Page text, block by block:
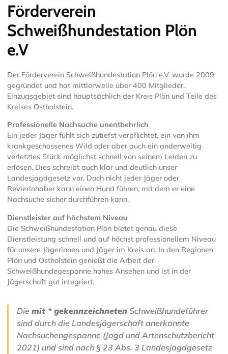
Förderverein
Schweißhundestation Plön
e.V
Der Förderverein Schweißhundestation Plön e.V. wurde 2009
gegründet und hat mittlerweile über 400 Mitglieder.
Einzugsgebiet sind hauptsächlich der Kreis Plön und Teile des
Kreises Ostholstein.
Professionelle Nachsuche unentbehrlich
Ein jeder Jäger fühlt sich zutiefst verpflichtet, ein von ihm
krankgeschossenes Wild oder aber auch ein anderweitig
verletztes Stück möglichst schnell von seinem Leiden zu
erlösen. Dies schreibt auch klar und deutlich unser
Landesjagdgesetz vor. Doch nicht jeder Jäger oder
Revierinhaber kann einen Hund führen, mit dem er eine
Nachsuche sicher durchführen kann.
Dienstleister auf höchstem Niveau
Die Schweißhundestation Plön bietet genau diese
Dienstleistung schnell und auf höchst professionellem Niveau
für unsere Jägerinnen und Jäger im Kreis an. In den Regionen
Plön und Ostholstein genießt die Arbeit der
Schweißhundegespanne hohes Ansehen und ist in der
Jägerschaft gut integriert.
Diemit * gekennzeichneten Schweißhundeführer
sind durch die Landesjägerschaft anerkannte
Nachsuchengespanne (Jagd und Artenschutzbericht
2021) und sind nach § 23 Abs. 3 Landesjagdgesetz